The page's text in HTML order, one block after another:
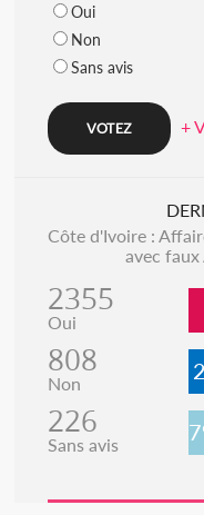
Oui
Non
Sans avis
+
Côte d'Ivoire :
avec faux
2355
Oui
808
Non
226
Sans avis